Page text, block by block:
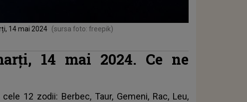
14 mai 2024 (sursa foto: freepik)
14 mai 2024. Ce ne
12 zodii: Berbec, Taur, Gemeni, Rac, Leu,